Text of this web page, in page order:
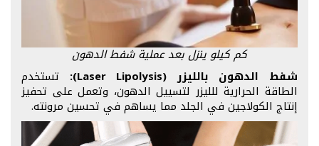
كم كيلو ينزل بعد عملية شفط الدهون
شفط الدهون بالليزر (Laser Lipolysis):
تستخدم
الطاقة الحرارية للليزر لتسييل الدهون، وتعمل على تحفيز
إنتاج الكولاجين في الجلد مما يساهم في تحسين مرونته.